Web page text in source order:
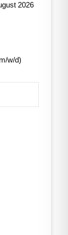
2026
w/d)